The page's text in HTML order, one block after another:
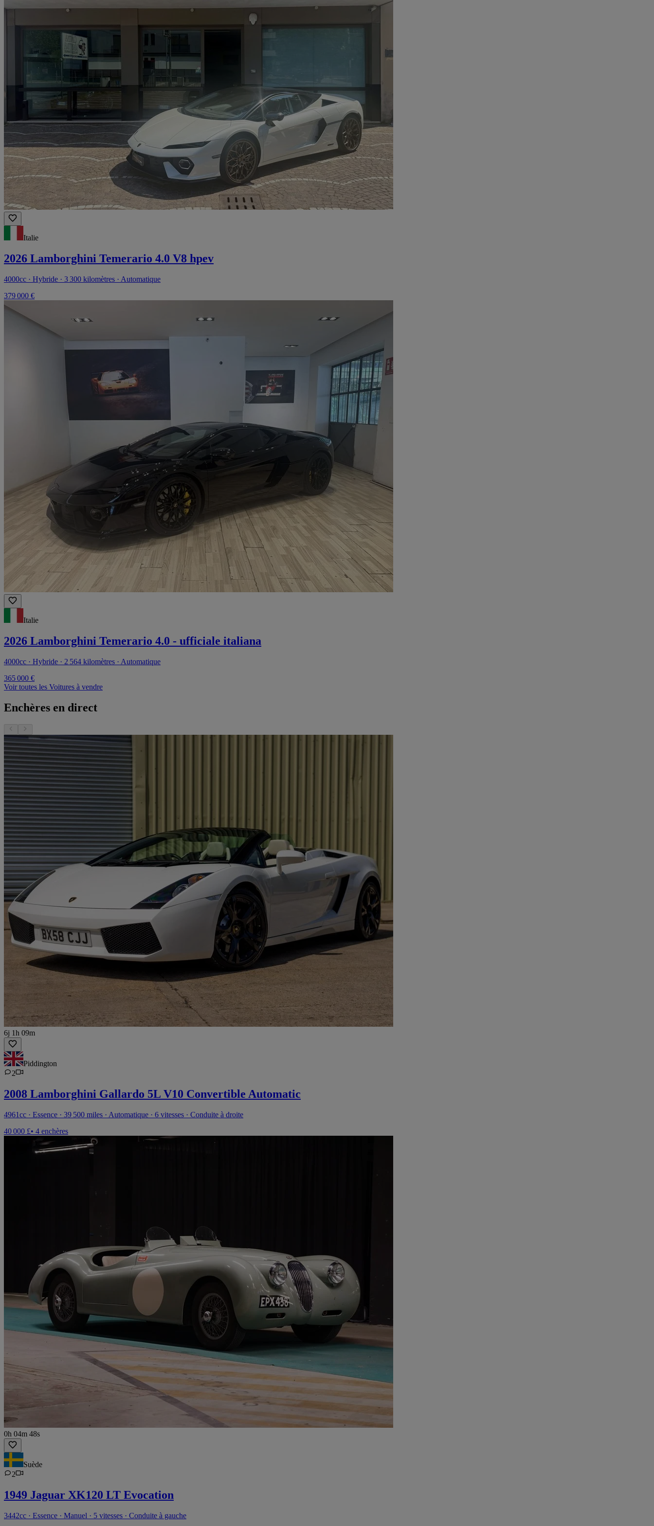
Italie
2026 Lamborghini Temerario 4.0 V8 hpev
4000cc · Hybride · 3 300 kilomètres · Automatique
379 000 €
Italie
2026 Lamborghini Temerario 4.0 - ufficiale italiana
4000cc · Hybride · 2 564 kilomètres · Automatique
365 000 €
Voir toutes les Voitures à vendre
Enchères en direct
6j 1h 09m
Piddington
2
2008 Lamborghini Gallardo 5L V10 Convertible Automatic
4961cc · Essence · 39 500 miles · Automatique · 6 vitesses · Conduite à droite
40 000 £• 4 enchères
0h 04m 48s
Suède
2
1949 Jaguar XK120 LT Evocation
3442cc · Essence · Manuel · 5 vitesses · Conduite à gauche